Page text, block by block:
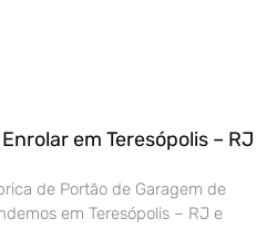
em Teresópolis – RJ
de Portão de Garagem de
em Teresópolis – RJ e